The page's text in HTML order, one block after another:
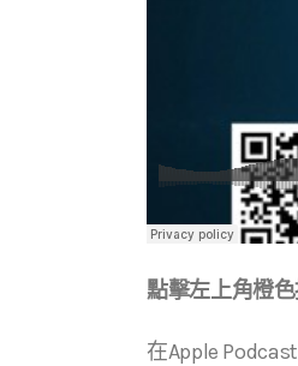
點擊左上角橙
在Apple